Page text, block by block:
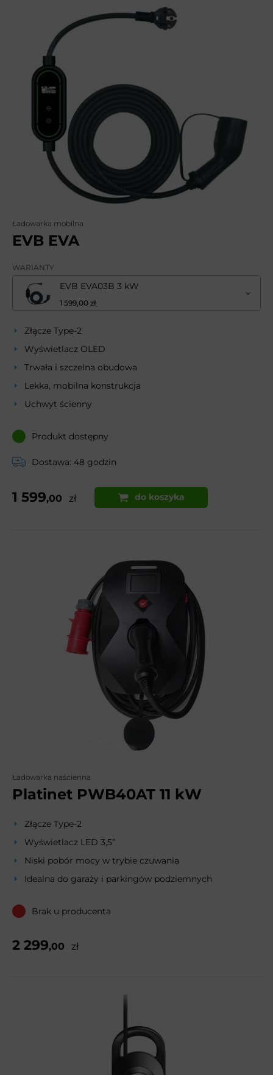
Ładowarka mobilna
EVB EVA
WARIANTY
EVB EVA03B 3 kW
1 599,00 zł
Złącze Type-2
Wyświetlacz OLED
Trwała i szczelna obudowa
Lekka, mobilna konstrukcja
Uchwyt ścienny
Produkt dostępny
Dostawa: 48 godzin
1 599,00 zł do koszyka
Ładowarka naścienna
Platinet PWB40AT 11 kW
Złącze Type-2
Wyświetlacz LED 3,5”
Niski pobór mocy w trybie czuwania
Idealna do garaży i parkingów podziemnych
Brak u producenta
2 299,00 zł